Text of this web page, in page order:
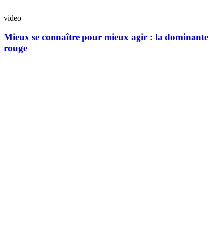
video
Mieux se connaître pour mieux agir : la dominante
rouge